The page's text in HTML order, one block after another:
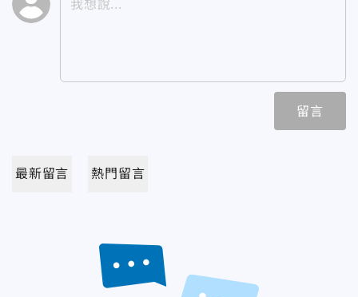
留言
最新留言 熱門留言